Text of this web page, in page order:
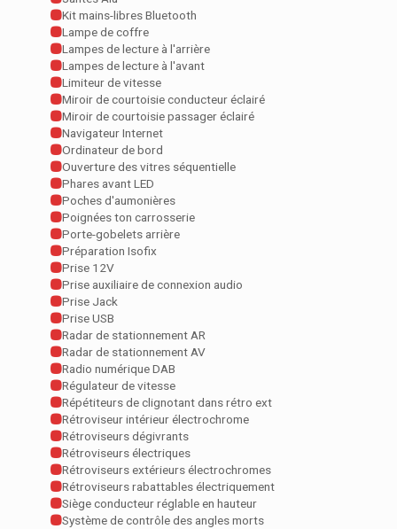
Kit mains-libres Bluetooth
Lampe de coffre
Lampes de lecture à l'arrière
Lampes de lecture à l'avant
Limiteur de vitesse
Miroir de courtoisie conducteur éclairé
Miroir de courtoisie passager éclairé
Navigateur Internet
Ordinateur de bord
Ouverture des vitres séquentielle
Phares avant LED
Poches d'aumonières
Poignées ton carrosserie
Porte-gobelets arrière
Préparation Isofix
Prise 12V
Prise auxiliaire de connexion audio
Prise Jack
Prise USB
Radar de stationnement AR
Radar de stationnement AV
Radio numérique DAB
Régulateur de vitesse
Répétiteurs de clignotant dans rétro ext
Rétroviseur intérieur électrochrome
Rétroviseurs dégivrants
Rétroviseurs électriques
Rétroviseurs extérieurs électrochromes
Rétroviseurs rabattables électriquement
Siège conducteur réglable en hauteur
Système de contrôle des angles morts